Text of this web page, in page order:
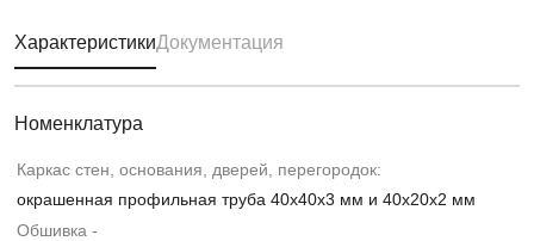
ХарактеристикиДокументация
Номенклатура
Каркас стен, основания, дверей, перегородок:
окрашенная профильная труба 40х40х3 мм и 40х20х2 мм
Обшивка -